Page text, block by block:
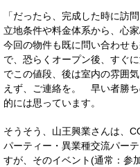
「だったら、完成した時に訪
立地条件や料金体系から、心
今回の物件も既に問い合わせ
で、恐らくオープン後、すぐ
でこの値段、後は室内の雰囲
えず、
ご連絡を。 早い者勝ち
的には思っています。
そうそう、山王興業さんは、
パーティー・異業種交流パー
すが、そのイベント(通常：参